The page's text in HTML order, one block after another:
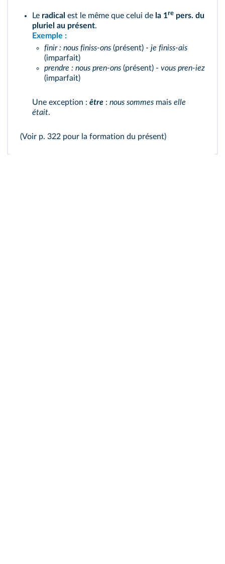
Le radical est le même que celui de la 1re pers. du
pluriel au présent.
Exemple :
finir : nous finiss-ons (présent) - je finiss-ais
(imparfait)
prendre : nous pren-ons (présent) - vous pren-iez
(imparfait)
Une exception : être : nous sommes mais elle
était.
(Voir p. 322 pour la formation du présent)